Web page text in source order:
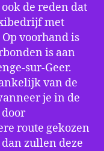
de reden dat
met
voorhand is
is aan
sur-Geer.
van de
je in de
route gekozen
zullen deze